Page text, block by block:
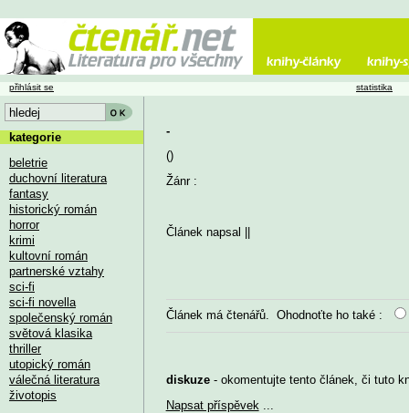
-
()
Žánr :
Článek napsal
Článek má čtenářů. Ohodnoťte ho také :
diskuze- okomentujte tento článek, či tuto
Napsat příspěvek
přihlásit se statistika
kategorie
beletrie
duchovní literatura
fantasy
historický román
horror
krimi
kultovní román
partnerské vztahy
sci-fi
sci-fi novella
společenský román
světová klasika
thriller
utopický román
válečná literatura
životopis